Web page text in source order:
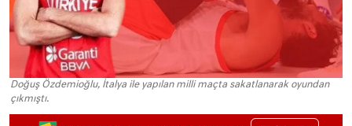
Doğuş Özdemioğlu, İtalya ile yapılan milli maçta sakatlanarak oyundan
çıkmıştı.